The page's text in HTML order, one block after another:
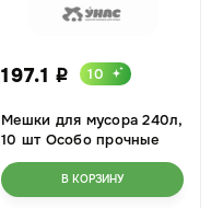
197.1 i 10
Мешки для мусора 240л,
10 шт Особо прочные
Мультипласт
В КОРЗИНУ